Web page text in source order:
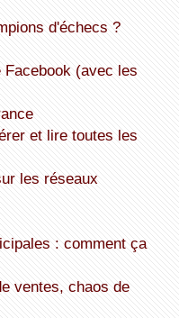
d'échecs ?